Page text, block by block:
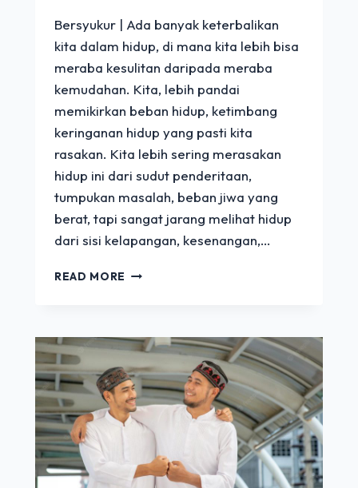
Bersyukur | Ada banyak keterbalikan
kita dalam hidup, di mana kita lebih bisa
meraba kesulitan daripada meraba
kemudahan. Kita, lebih pandai
memikirkan beban hidup, ketimbang
keringanan hidup yang pasti kita
rasakan. Kita lebih sering merasakan
hidup ini dari sudut penderitaan,
tumpukan masalah, beban jiwa yang
berat, tapi sangat jarang melihat hidup
dari sisi kelapangan, kesenangan,…
READ MORE BERSYUKUR